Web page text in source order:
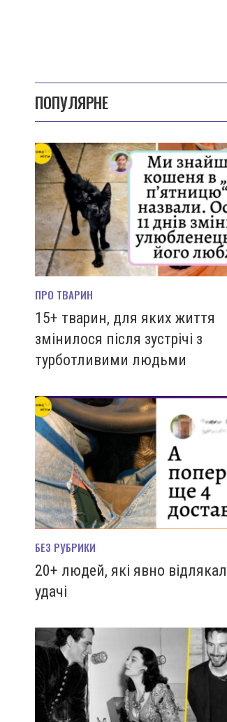
ПОПУЛЯРНЕ
ПРО ТВАРИН
15+ тварин, для яких життя
змінилося після зустрічі з
турботливими людьми
БЕЗ РУБРИКИ
20+ людей, які явно
удачі